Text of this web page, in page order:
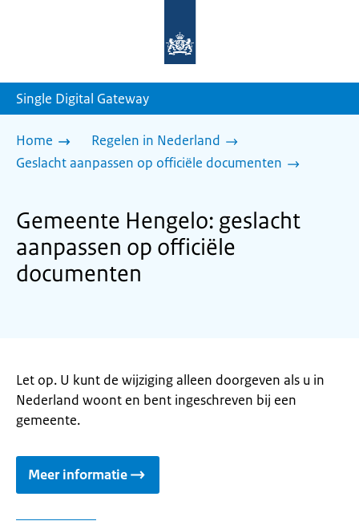
homepage
Single Digital Gateway
Home
Regelen in Nederland
Geslacht aanpassen op officiële documenten
Gemeente Hengelo: geslacht
aanpassen op officiële
documenten
Let op. U kunt de wijziging alleen doorgeven als u in
Nederland woont en bent ingeschreven bij een
gemeente.
Meer informatie